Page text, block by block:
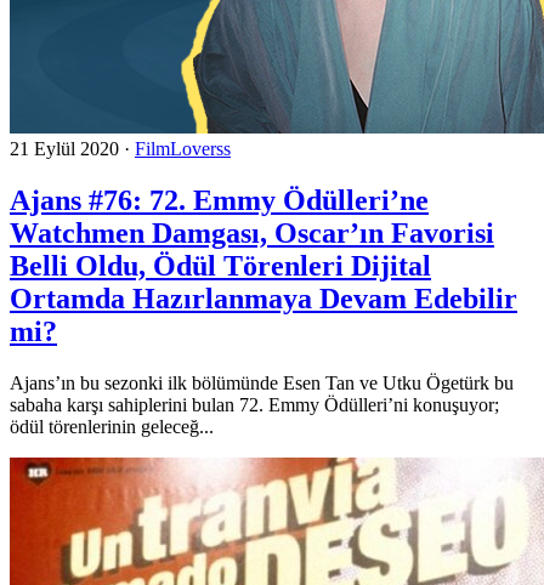
21 Eylül 2020 · FilmLoverss
Ajans #76: 72. Emmy Ödülleri’ne
Watchmen Damgası, Oscar’ın Favorisi
Belli Oldu, Ödül Törenleri Dijital
Ortamda Hazırlanmaya Devam Edebilir
mi?
Ajans’ın bu sezonki ilk bölümünde Esen Tan ve Utku Ögetürk bu
sabaha karşı sahiplerini bulan 72. Emmy Ödülleri’ni konuşuyor;
ödül törenlerinin geleceğ...